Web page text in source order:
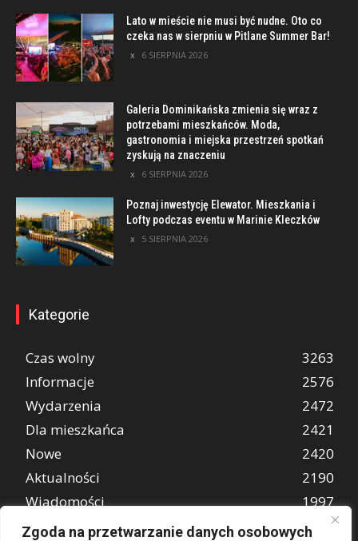
Zgoda na przetwarzanie danych osobowych
Lato w mieście nie musi być nudne. Oto co
czeka nas w sierpniu w Pitlane Summer Bar!
6 SIERPNIA 2026
Galeria Dominikańska zmienia się wraz z
potrzebami mieszkańców. Moda,
gastronomia i miejska przestrzeń spotkań
zyskują na znaczeniu
6 SIERPNIA 2026
Poznaj inwestycję Elewator. Mieszkania i
Lofty podczas eventu w Marinie Kleczków
5 SIERPNIA 2026
Kategorie
Czas wolny
3263
Informacje
2576
Wydarzenia
2472
Dla mieszkańca
2421
Nowe
2420
Aktualności
2190
Wiadomości
1997
REKLAMA
849